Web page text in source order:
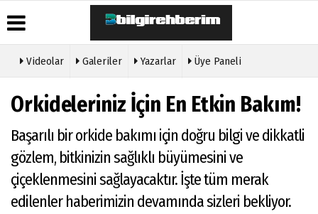
Haber
Gazete
Arşivi
Günün
Haberleri
Durumu
Gazete
Manşetleri
Anketler
Biyografiler
Yazarları
Galeri
Foto
Galeri
Etkinlikler
İletişim
Çerez
Politikası
İlkeleri
Videolar Galeriler Yazarlar Üye Paneli
Orkideleriniz İçin En Etkin Bakım!
Başarılı bir orkide bakımı için doğru bilgi ve dikkatli
gözlem, bitkinizin sağlıklı büyümesini ve
çiçeklenmesini sağlayacaktır. İşte tüm merak
edilenler haberimizin devamında sizleri bekliyor.